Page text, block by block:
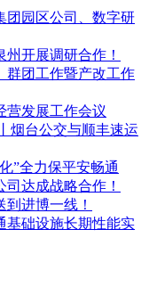
团园区公司、数字研
开展调研合作！
群团工作暨产改工作
营发展工作会议
烟台公交与顺丰速运
”全力保平安畅通
达成战略合作！
进博一线！
基础设施长期性能实